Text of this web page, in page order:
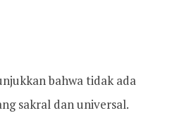
bahwa tidak ada
sakral dan universal.